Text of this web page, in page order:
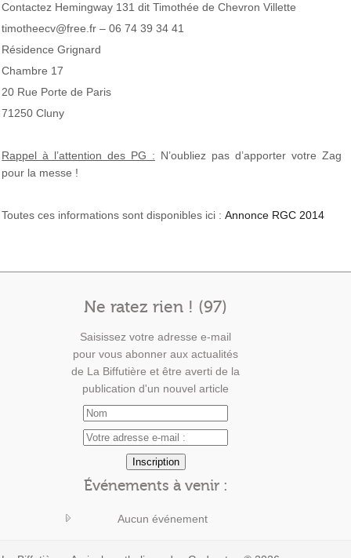
Contactez Hemingway 131 dit Timothée de Chevron Villette
timotheecv@free.fr – 06 74 39 34 41
Résidence Grignard
Chambre 17
20 Rue Porte de Paris
71250 Cluny
Rappel à l’attention des PG : N’oubliez pas d’apporter votre Zag
pour la messe !
Toutes ces informations sont disponibles ici :Annonce RGC 2014
Ne ratez rien ! (97)
Saisissez votre adresse e-mail
pour vous abonner aux actualités
de La Biffutière et être averti de la
publication d'un nouvel article
Événements à venir :
Aucun événement